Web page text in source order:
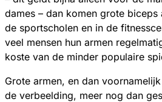
dames – dan komen grote biceps
de sportscholen en in de
veel mensen hun armen
koste van de minder populaire
Grote armen, en dan
de verbeelding, meer nog dan